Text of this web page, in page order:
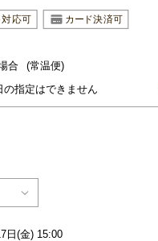
合
(常温便)
の指定はできません
日(金) 15:00